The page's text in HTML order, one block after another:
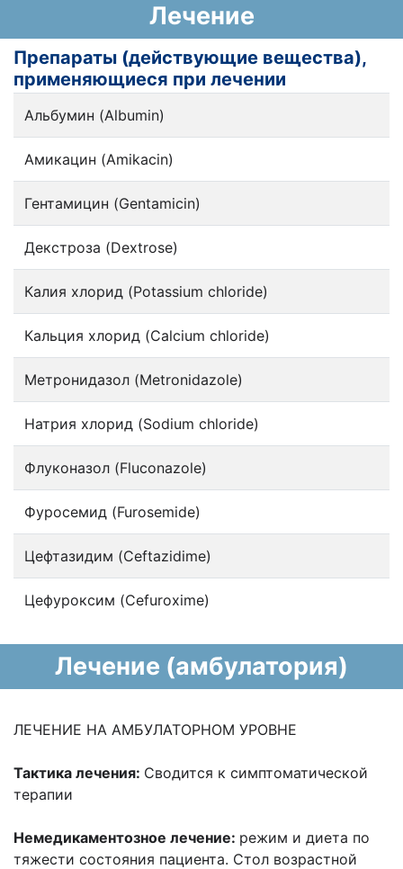
Лечение
Препараты (действующие вещества),
применяющиеся при лечении
Альбумин (Albumin)
Амикацин (Amikacin)
Гентамицин (Gentamicin)
Декстроза (Dextrose)
Калия хлорид (Potassium chloride)
Кальция хлорид (Calcium chloride)
Метронидазол (Metronidazole)
Натрия хлорид (Sodium chloride)
Флуконазол (Fluconazole)
Фуросемид (Furosemide)
Цефтазидим (Ceftazidime)
Цефуроксим (Cefuroxime)
Лечение (амбулатория)
ЛЕЧЕНИЕ НА АМБУЛАТОРНОМ УРОВНЕ
Тактика лечения: Сводится к симптоматической
терапии
Немедикаментозное лечение: режим и диета по
тяжести состояния пациента. Стол возрастной